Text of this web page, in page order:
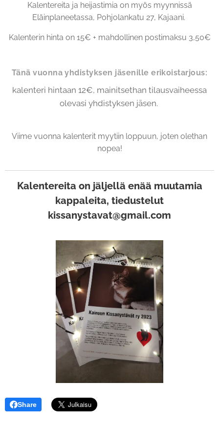
Kalentereita ja heijastimia on myös myynnissä
Eläinplaneetassa, Pohjolankatu 27, Kajaani.
Kalenterin hinta on 15€ + mahdollinen postimaksu 3,50€
Tänä vuonna yhdistyksen jäsenille erikoistarjous:
kalenteri hintaan 12€, mainitsethan tilausvaiheessa
olevasi yhdistyksen jäsen.
Viime vuonna kalenterit myytiin loppuun, joten olethan
nopea!
Kalentereita on jäljellä enää muutamia
kappaleita, tiedustelut
kissanystavat@gmail.com
Share